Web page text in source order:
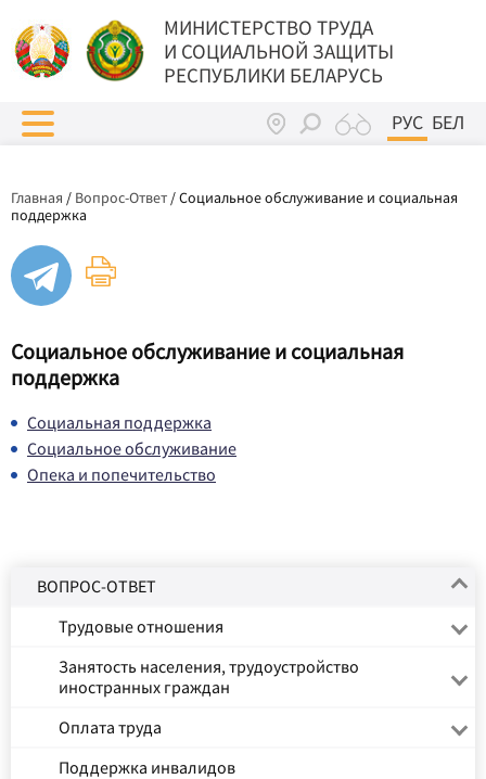
МИНИСТЕРСТВО ТРУДА
И СОЦИАЛЬНОЙ ЗАЩИТЫ
РЕСПУБЛИКИ БЕЛАРУСЬ
РУС БЕЛ
Главная / Вопрос-Ответ /Социальное обслуживание и социальная
поддержка
Социальное обслуживание и социальная
поддержка
Социальная поддержка
Социальное обслуживание
Опека и попечительство
ВОПРОС-ОТВЕТ
Трудовые отношения
Занятость населения, трудоустройство
иностранных граждан
Оплата труда
Поддержка инвалидов